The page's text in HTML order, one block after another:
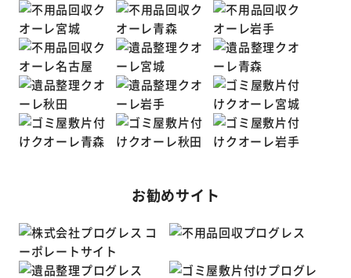
お勧めサイト